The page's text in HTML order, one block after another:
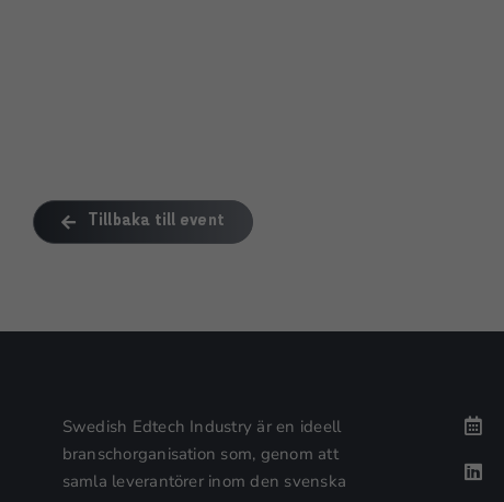
Tillbaka till event
Swedish Edtech Industry är en ideell
branschorganisation som, genom att
samla leverantörer inom den svenska